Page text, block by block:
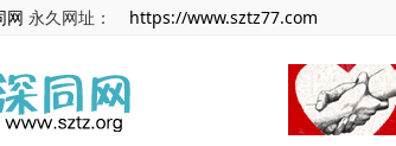
网 永久网址： https://www.sztz77.com